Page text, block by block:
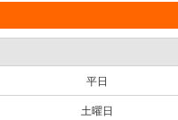
平日
土曜日